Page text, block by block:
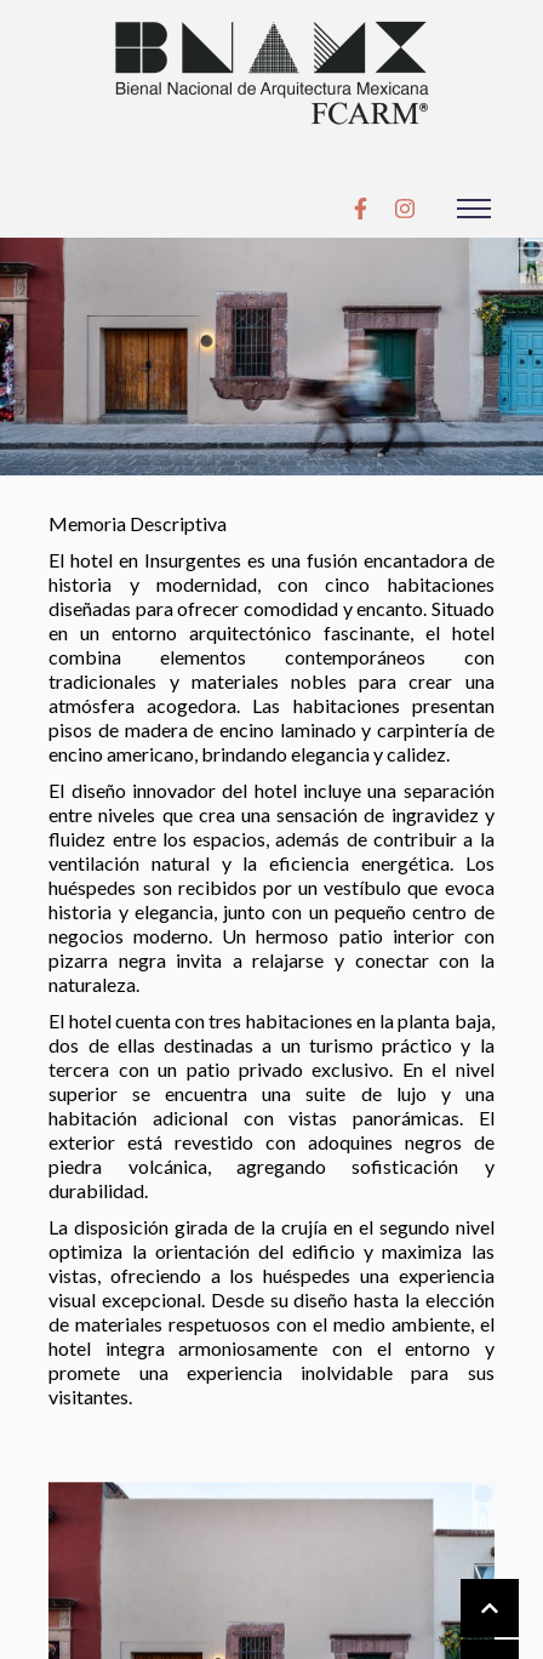
Memoria Descriptiva
El hotel en Insurgentes es una fusión encantadora de
historia y modernidad, con cinco habitaciones
diseñadas para ofrecer comodidad y encanto. Situado
en un entorno arquitectónico fascinante, el hotel
combina elementos contemporáneos con
tradicionales y materiales nobles para crear una
atmósfera acogedora. Las habitaciones presentan
pisos de madera de encino laminado y carpintería de
encino americano, brindando elegancia y calidez.
El diseño innovador del hotel incluye una separación
entre niveles que crea una sensación de ingravidez y
fluidez entre los espacios, además de contribuir a la
ventilación natural y la eficiencia energética. Los
huéspedes son recibidos por un vestíbulo que evoca
historia y elegancia, junto con un pequeño centro de
negocios moderno. Un hermoso patio interior con
pizarra negra invita a relajarse y conectar con la
naturaleza.
El hotel cuenta con tres habitaciones en la planta baja,
dos de ellas destinadas a un turismo práctico y la
tercera con un patio privado exclusivo. En el nivel
superior se encuentra una suite de lujo y una
habitación adicional con vistas panorámicas. El
exterior está revestido con adoquines negros de
piedra volcánica, agregando sofisticación y
durabilidad.
La disposición girada de la crujía en el segundo nivel
optimiza la orientación del edificio y maximiza las
vistas, ofreciendo a los huéspedes una experiencia
visual excepcional. Desde su diseño hasta la elección
de materiales respetuosos con el medio ambiente, el
hotel integra armoniosamente con el entorno y
promete una experiencia inolvidable para sus
visitantes.